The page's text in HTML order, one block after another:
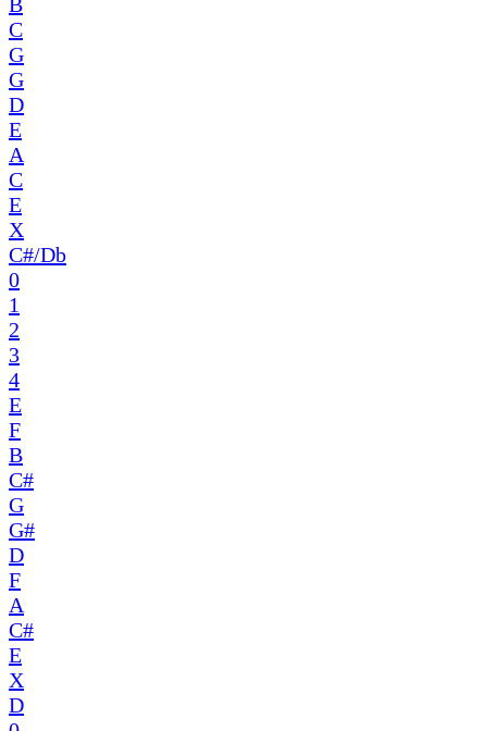
C
G
G
D
E
A
C
E
X
C#/Db
0
1
2
3
4
E
F
B
C#
G
G#
D
F
A
C#
E
X
D